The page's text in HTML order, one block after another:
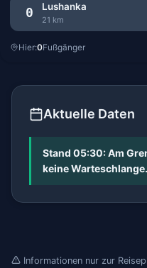
0 Lushanka
21 km
Hier:0Fußgänger
Aktuelle Daten
Stand 05:30: Am
keine Warteschlange.
Informationen nur zur